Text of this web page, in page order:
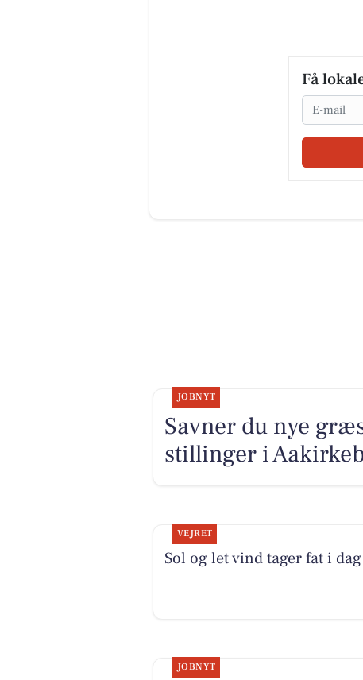
Få
Email
JOBNYT
Savner du nye
stillinger i
VEJRET
Sol og let vind tager fat i dag
JOBNYT